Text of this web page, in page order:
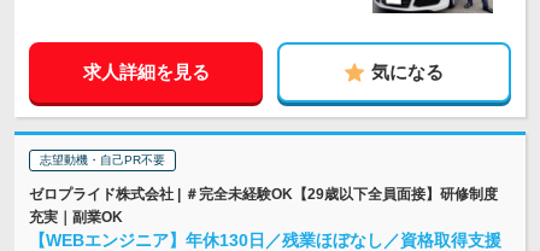
求人詳細を見る 気になる
志望動機・自己PR不要
ゼロプライド株式会社 | ＃完全未経験OK【29歳以下全員面接】研修制度
充実｜副業OK
【WEBエンジニア】年休130日／残業ほぼなし／資格取得支援